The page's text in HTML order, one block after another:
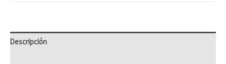
Descripción